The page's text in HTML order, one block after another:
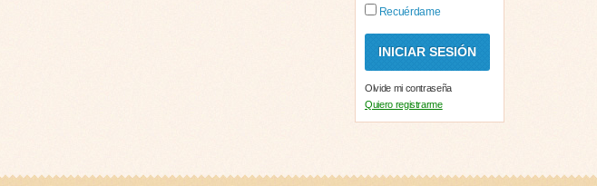
Recuérdame
Olvide mi contraseña
Quiero registrarme